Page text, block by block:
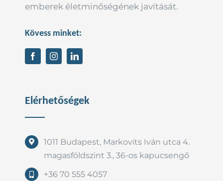
emberek életminőségének javítását.
Kövess minket:
Elérhetőségek
1011 Budapest, Markovits Iván utca 4.
magasföldszint 3., 36-os kapucsengő
+36 70 555 4057